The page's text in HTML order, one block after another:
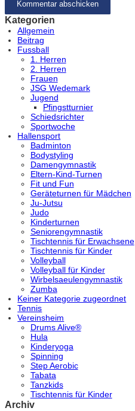
Kategorien
Allgemein
Beitrag
Fussball
1. Herren
2. Herren
Frauen
JSG Wedemark
Jugend
Pfingstturnier
Schiedsrichter
Sportwoche
Hallensport
Badminton
Bodystyling
Damengymnastik
Eltern-Kind-Turnen
Fit und Fun
Geräteturnen für Mädchen
Ju-Jutsu
Judo
Kinderturnen
Seniorengymnastik
Tischtennis für Erwachsene
Tischtennis für Kinder
Volleyball
Volleyball für Kinder
Wirbelsaeulengymnastik
Zumba
Keiner Kategorie zugeordnet
Tennis
Vereinsheim
Drums Alive®
Hula
Kinderyoga
Spinning
Step Aerobic
Tabata
Tanzkids
Tischtennis für Kinder
Archiv